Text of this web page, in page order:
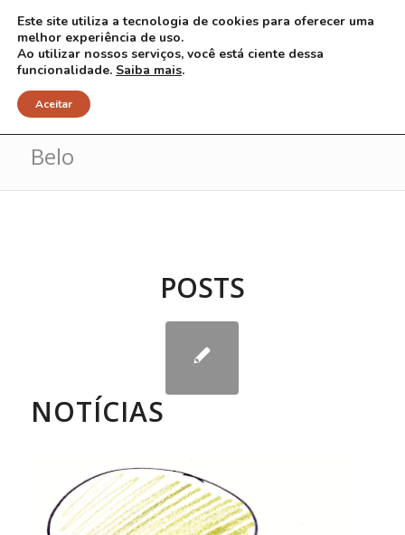
Arquivo para Tag: André Bueno
Belo
POSTS
NOTÍCIAS
Este site utiliza a tecnologia de cookies para oferecer uma
melhor experiência de uso.
Ao utilizar nossos serviços, você está ciente dessa
funcionalidade. Saiba mais.
Aceitar